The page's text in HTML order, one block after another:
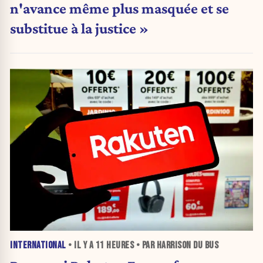
n'avance même plus masquée et se
substitue à la justice »
INTERNATIONAL • IL Y A 11 HEURES• PAR HARRISON DU BUS